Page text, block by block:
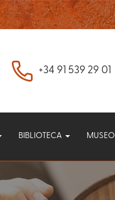
+34 91 539 29 01
BIBLIOTECA MUSEO